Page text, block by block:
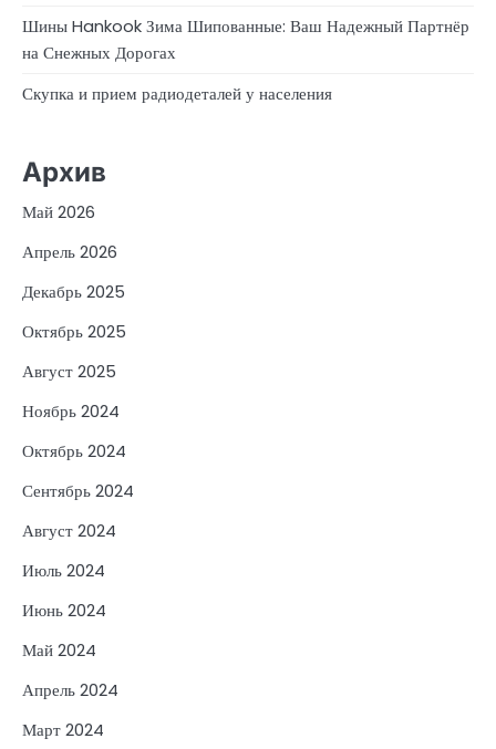
Шины Hankook Зима Шипованные: Ваш Надежный Партнёр
на Снежных Дорогах
Скупка и прием радиодеталей у населения
Архив
Май 2026
Апрель 2026
Декабрь 2025
Октябрь 2025
Август 2025
Ноябрь 2024
Октябрь 2024
Сентябрь 2024
Август 2024
Июль 2024
Июнь 2024
Май 2024
Апрель 2024
Март 2024